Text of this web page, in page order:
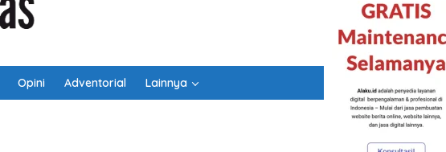
Opini Adventorial Lainnya